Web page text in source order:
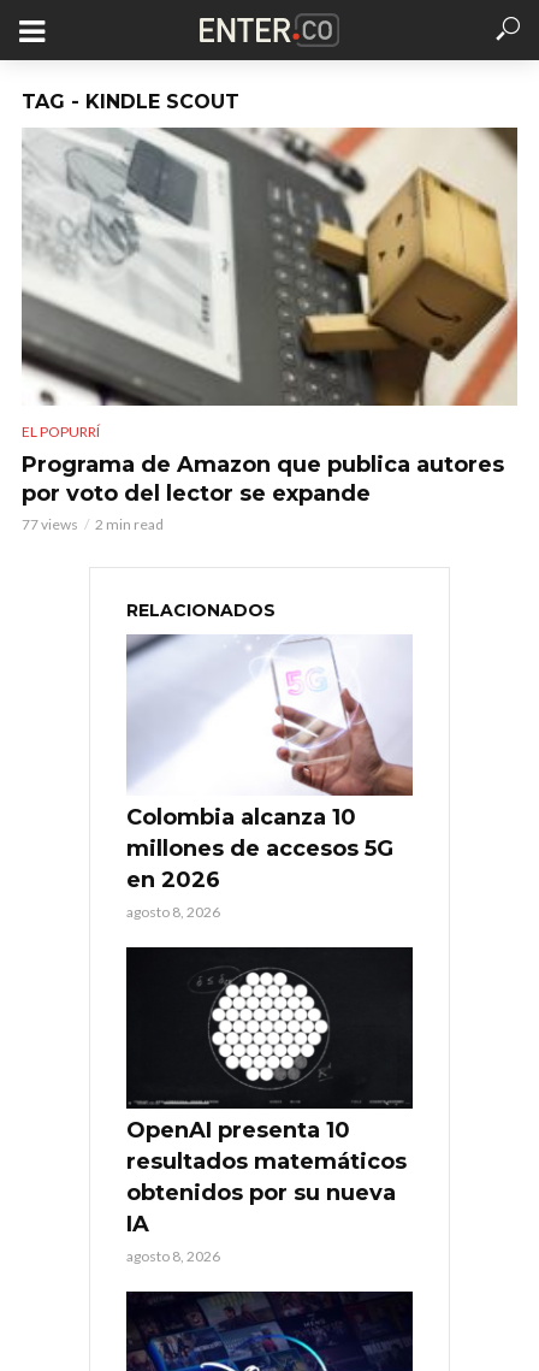
TAG - KINDLE SCOUT
EL POPURRÍ
Programa de Amazon que publica autores
por voto del lector se expande
77 views 2 min read
RELACIONADOS
Colombia alcanza 10
millones de accesos 5G
en 2026
agosto 8, 2026
OpenAI presenta 10
resultados matemáticos
obtenidos por su nueva
IA
agosto 8, 2026